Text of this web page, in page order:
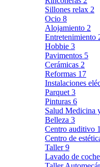
Sillones relax 2
Ocio 8
Alojamiento 2
Entretenimiento
Hobbie 3
Pavimentos 5
Cerámicas 2
Reformas 17
Instalaciones
Parquet 3
Pinturas 6
Salud Medicina
Belleza 3
Centro auditivo 1
Centro de
Taller9
Lavado de